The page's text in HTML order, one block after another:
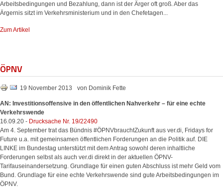
Arbeitsbedingungen und Bezahlung, dann ist der Ärger oft groß. Aber das
Ärgernis sitzt im Verkehrsministerium und in den Chefetagen...
Zum Artikel
ÖPNV
19 November 2013 von Dominik Fette
AN: Investitionsoffensive in den öffentlichen Nahverkehr – für eine echte
Verkehrswende
16.09.20 - Drucksache Nr. 19/22490
Am 4. September trat das Bündnis #ÖPNVbrauchtZukunft aus ver.di, Fridays for
Future u.a. mit gemeinsamen öffentlichen Forderungen an die Politik auf. DIE
LINKE im Bundestag unterstützt mit dem Antrag sowohl deren inhaltliche
Forderungen selbst als auch ver.di direkt in der aktuellen ÖPNV-
Tarifauseinandersetzung. Grundlage für einen guten Abschluss ist mehr Geld vom
Bund. Grundlage für eine echte Verkehrswende sind gute Arbeitsbedingungen im
ÖPNV.